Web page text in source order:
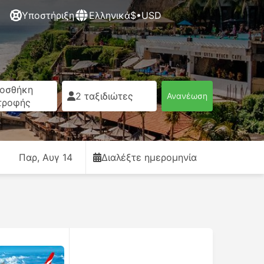
Υποστήριξη Ελληνικά$•USD
2 ταξιδιώτες Ανανέωση
Παρ, Αυγ 14 Διαλέξτε ημερομηνία